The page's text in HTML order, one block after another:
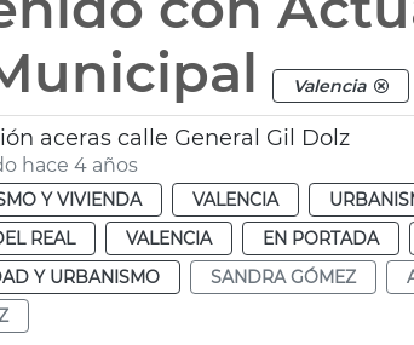
Valencia
aceras calle General Gil Dolz
hace 4 años
Y VIVIENDA VALENCIA
REAL
VALENCIA EN PORTADA
Y URBANISMO
SANDRA GÓMEZ